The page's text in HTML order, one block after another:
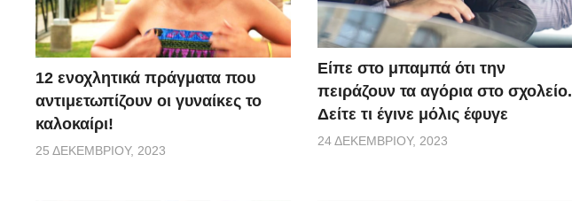
12 ενοχλητικά πράγματα που
αντιμετωπίζουν οι γυναίκες το
καλοκαίρι!
25 ΔΕΚΕΜΒΡΊΟΥ, 2023
Είπε στο μπαμπά ότι την
πειράζουν τα αγόρια στο σχολείο.
Δείτε τι έγινε μόλις έφυγε
24 ΔΕΚΕΜΒΡΊΟΥ, 2023